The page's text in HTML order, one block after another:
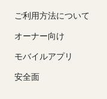
ご利用方法について
オーナー向け
モバイルアプリ
安全面